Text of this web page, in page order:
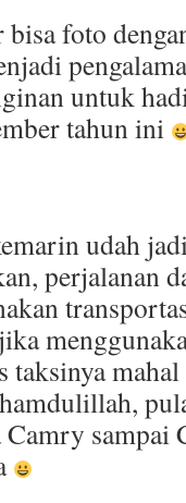
bisa foto
untuk
tahun ini
udah
perjalanan
taksinya
sampai